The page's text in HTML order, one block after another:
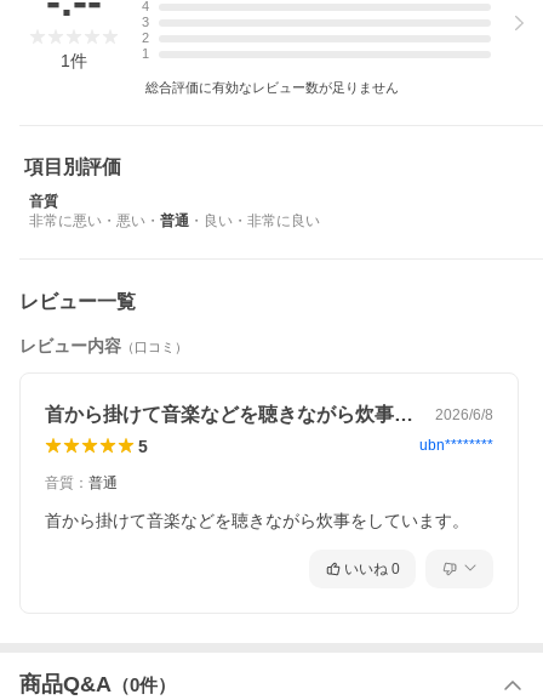
[優良配送・届け日指定対象商品に関しまして]
下記の場合は対象外となります。
・13時以降(休業日は12時以降)のご注文の場合
・お届け先が対象地域外の場合(離島含む)
・決済完了確認にお時間を頂戴する場合
・郵便番号や住所に誤りがある場合
・15点以上ご注文頂いた場合
・翌日優良配送対象外の商品とご一緒にご注文いただいた場合
・設置をご希望の場合
1件
4
3
2
1
総合評価に有効なレビュー数が足りません
項目別評価
音質
非常に悪い ・ 悪い ・ 普通 ・ 良い ・ 非常に良い
レビュー一覧
レビュー内容 （口コミ）
首から掛けて音楽などを聴きながら炊事を… 2026/6/8
5 ubn********
音質 ： 普通
首から掛けて音楽などを聴きながら炊事をしています。
いいね 0
商品Q&A （0件）